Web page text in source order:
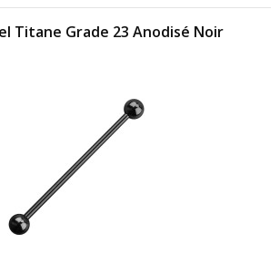
Titane Grade 23 Anodisé Noir